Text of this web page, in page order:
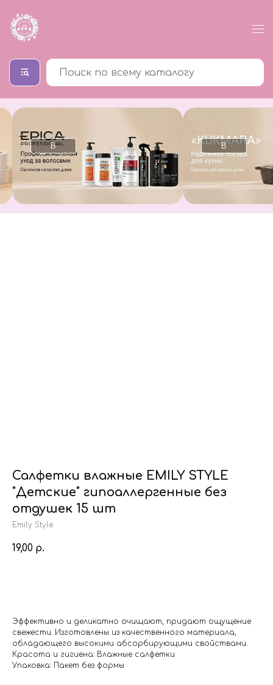
В
каталог
В
каталог
Салфетки влажные EMILY STYLE
"Детские" гипоаллергенные без
отдушек 15 шт
Emily Style
19,00 р.
Эффективно и деликатно очищают, придают ощущение
свежести. Изготовлены из качественного материала,
обладающего высокими абсорбирующими свойствами.
Красота и гигиена: Влажные салфетки
Упаковка: Пакет без формы